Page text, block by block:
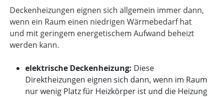
Deckenheizungen eignen sich allgemein immer dann,
wenn ein Raum einen niedrigen Wärmebedarf hat
und mit geringem energetischem Aufwand beheizt
werden kann.
elektrische Deckenheizung: Diese
Direktheizungen eignen sich dann, wenn im Raum
nur wenig Platz für Heizkörper ist und die Heizung